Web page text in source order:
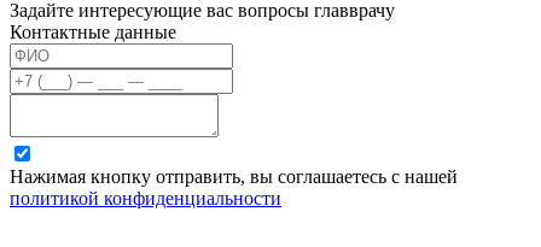
Задайте интересующие вас вопросы главврачу
Контактные данные
Нажимая кнопку отправить, вы соглашаетесь с нашей
политикой конфиденциальности